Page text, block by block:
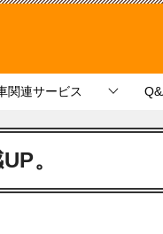
関連サービス
。